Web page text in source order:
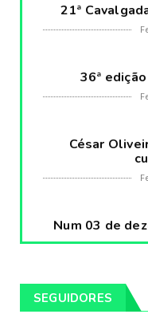
21ª
36ª
César
Num 03 de
Pintores da
SEGUIDORES